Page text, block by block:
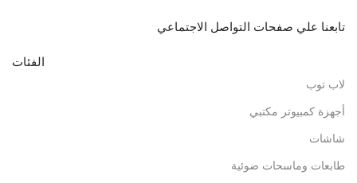
تابعنا علي صفحات التواصل الاجتماعي
الفئات
لاب توب
أجهزة كمبيوتر مكتبي
شاشات
طابعات وماسحات ضوئية